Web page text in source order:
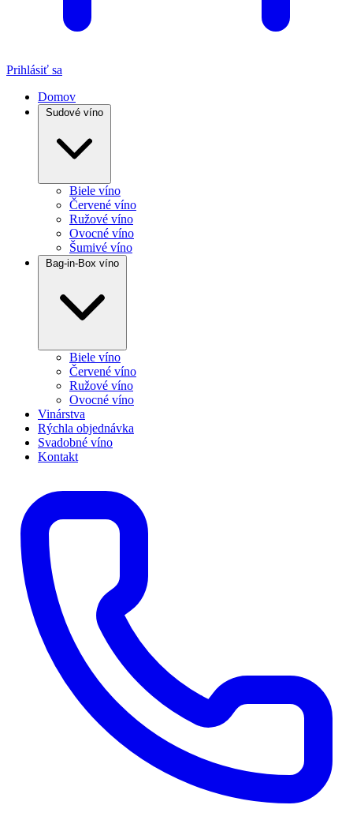
Prihlásiť sa
Domov
Sudové víno
Biele víno
Červené víno
Ružové víno
Ovocné víno
Šumivé víno
Bag-in-Box víno
Biele víno
Červené víno
Ružové víno
Ovocné víno
Vinárstva
Rýchla objednávka
Svadobné víno
Kontakt